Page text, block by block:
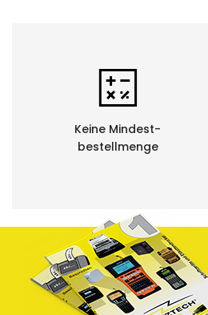
Keine Mindest-
bestellmenge